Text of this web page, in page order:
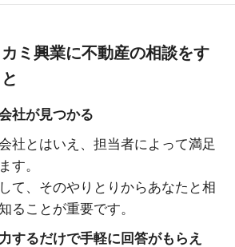
ミ興業に不動産の相談をす
社が見つかる
社とはいえ、担当者によって満足
す。
て、そのやりとりからあなたと相
ることが重要です。
するだけで手軽に回答がもらえ